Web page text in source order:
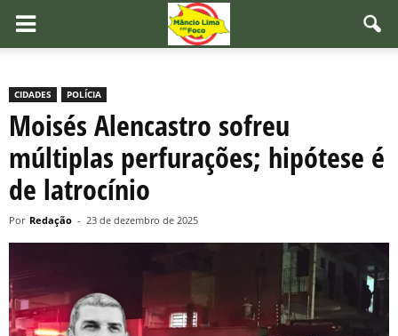
CIDADES POLÍCIA
Moisés Alencastro sofreu
múltiplas perfurações; hipótese é
de latrocínio
Por Redação - 23 de dezembro de 2025